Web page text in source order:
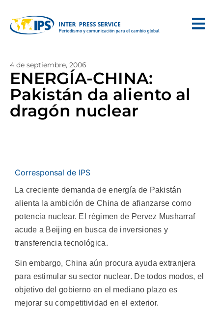
4 de septiembre, 2006
ENERGÍA-CHINA:
Pakistán da aliento al
dragón nuclear
Corresponsal de IPS
La creciente demanda de energía de Pakistán
alienta la ambición de China de afianzarse como
potencia nuclear. El régimen de Pervez Musharraf
acude a Beijing en busca de inversiones y
transferencia tecnológica.
Sin embargo, China aún procura ayuda extranjera
para estimular su sector nuclear. De todos modos, el
objetivo del gobierno en el mediano plazo es
mejorar su competitividad en el exterior.